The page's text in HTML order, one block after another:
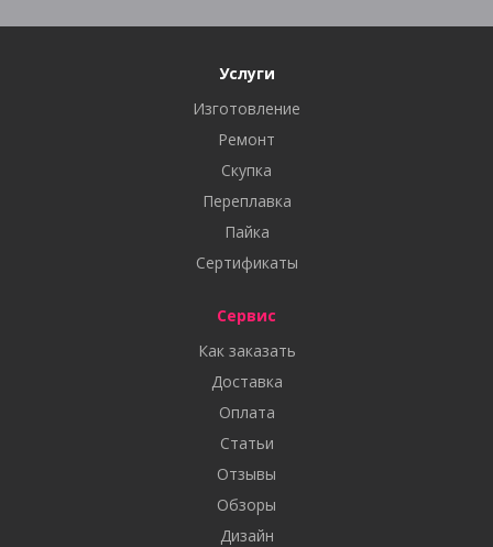
Услуги
Изготовление
Ремонт
Скупка
Переплавка
Пайка
Сертификаты
Сервис
Как заказать
Доставка
Оплата
Статьи
Отзывы
Обзоры
Дизайн